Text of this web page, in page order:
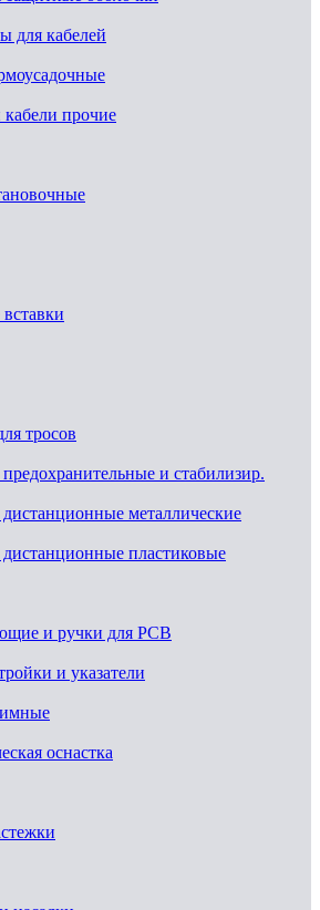
для кабелей
прочие
тросов
и стабилизир.
металлические
пластиковые
и ручки для PCB
и указатели
оснастка